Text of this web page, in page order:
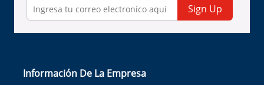
Sign Up
Información De La Empresa